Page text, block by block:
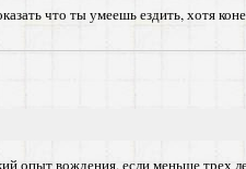
что ты умеешь ездить, хотя
опыт вождения, если меньше